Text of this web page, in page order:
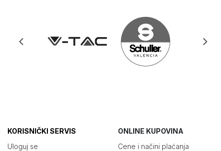
− +
KORISNIČKI SERVIS
Uloguj se
ONLINE KUPOVINA
Cene i načini plaćanja